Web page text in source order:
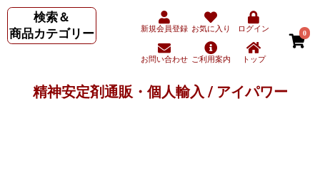
検索＆
商品カテゴリー
新規会員登録 お気に入り ログイン
お問い合わせ ご利用案内 トップ
0
精神安定剤通販・個人輸入 / アイパワー